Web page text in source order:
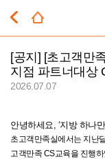
[공지] [초고객만
지점 파트너대상
2026.07.07
안녕하세요, ‘지방 하나
초고객만족실에서는 지난
고객만족 CS교육을 진행